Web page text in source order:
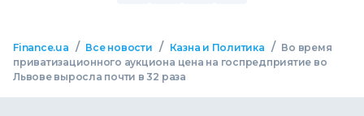
Finance.ua / Все новости / Казна и Политика / Во время
приватизационного аукциона цена на госпредприятие во
Львове выросла почти в 32 раза